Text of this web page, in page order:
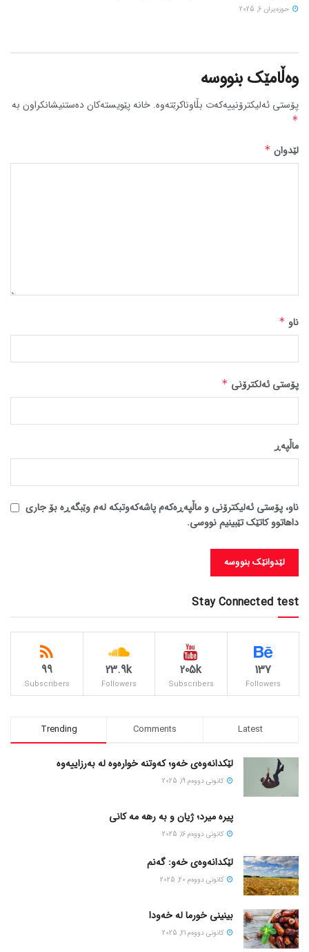
حوزه‌یران 6, 2025
وەڵامێک بنووسە
پۆستی ئەلیکترۆنییەکەت بڵاوناکرێتەوە. خانە پێویستەکان دەستنیشانکراون بە
*
لێدوان *
ناو *
پۆستی ئەلکترۆنی *
ماڵپه‌ڕ
ناو، پۆستی ئەلیکترۆنی و ماڵپەڕەکەم پاشەکەوتبکە لەم وێبگەڕە بۆ جاری
داهاتوو کاتێک تێبینیم نووسی.
Stay Connected test
137
Followers
205k
Subscribers
23.9k
Followers
99
Subscribers
Trending Comments Latest
لێکدانەوەی خەو؛ کەوتنە خوارەوە لە بەرزاییەوە
كانونی دووه‌م 19, 2025
پیره میرد؛ ژیان و به رهه مه کانی
كانونی دووه‌م 16, 2025
لێکدانەوەی خەو: گەنم
كانونی دووه‌م 20, 2025
بینینی خورما لە خەودا
كانونی دووه‌م 21, 2025